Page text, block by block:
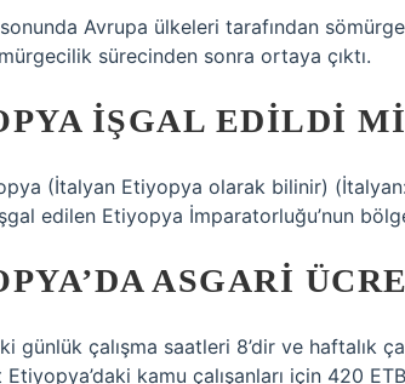
sonunda Avrupa ülkeleri tarafından
sürecinden sonra ortaya çıktı.
IŞGAL EDILDI
(İtalyan Etiyopya olarak bilinir)
edilen Etiyopya İmparatorluğu’nun
ASGARI
günlük çalışma saatleri 8’dir ve haftalık
kamu çalışanları için 420